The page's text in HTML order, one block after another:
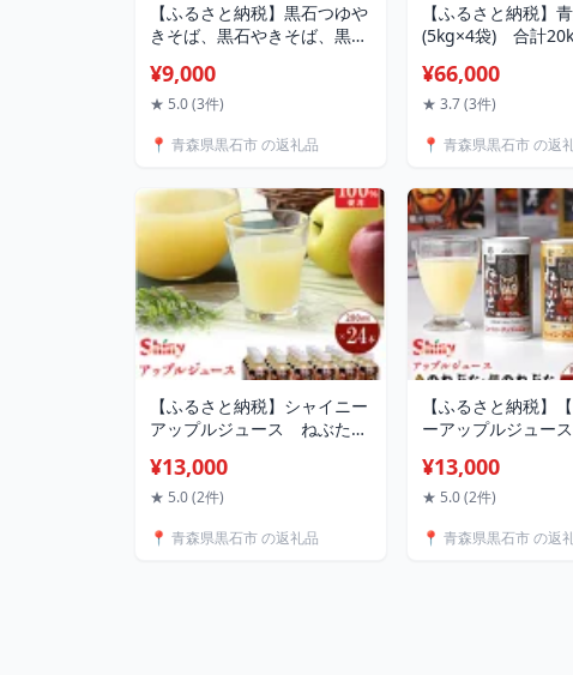
【ふるさと納税】黒石つゆや
きそば、黒石やきそば、黒石
【配送不可地域：離島】
【1239253】
¥9,000
★ 5.0 (3件)
📍 青森県黒石市 の返礼品
【ふるさと納税】
(5kg×4袋) 合計
【1039060】
¥66,000
★ 3.7 (3件)
📍 青森県黒石市 の返
【ふるさと納税】シャイニー
アップルジュース ねぶた
¥13,000
★ 5.0 (2件)
📍 青森県黒石市 の返礼品
【ふるさと納税】
ーアップルジュー
ット【1105738】
¥13,000
★ 5.0 (2件)
📍 青森県黒石市 の返